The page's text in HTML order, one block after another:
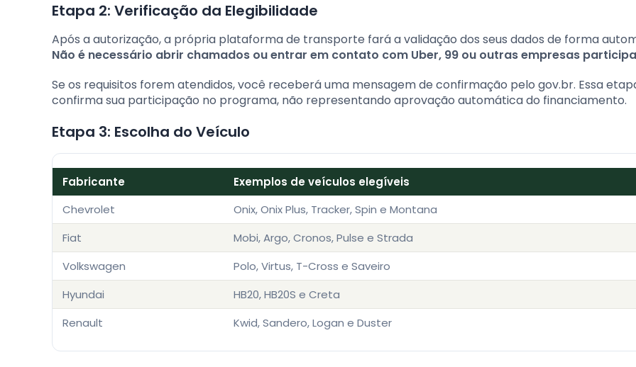
Etapa 2: Verificação da Elegibilidade
Após a autorização, a própria plataforma de transporte fará a validação dos seus dados de forma
Não é necessário abrir chamados ou entrar em contato com Uber, 99 ou outras empresas
Se os requisitos forem atendidos, você receberá uma mensagem de confirmação pelo gov.br. Essa
confirma sua participação no programa, não representando aprovação automática do financiamento.
Etapa 3: Escolha do Veículo
Fabricante
Exemplos de veículos elegíveis
Chevrolet
Onix, Onix Plus, Tracker, Spin e Montana
Fiat
Mobi, Argo, Cronos, Pulse e Strada
Volkswagen
Polo, Virtus, T-Cross e Saveiro
Hyundai
HB20, HB20S e Creta
Renault
Kwid, Sandero, Logan e Duster